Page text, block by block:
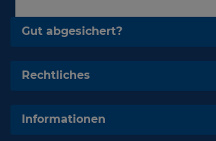
Gut abgesichert?
Rechtliches
Informationen